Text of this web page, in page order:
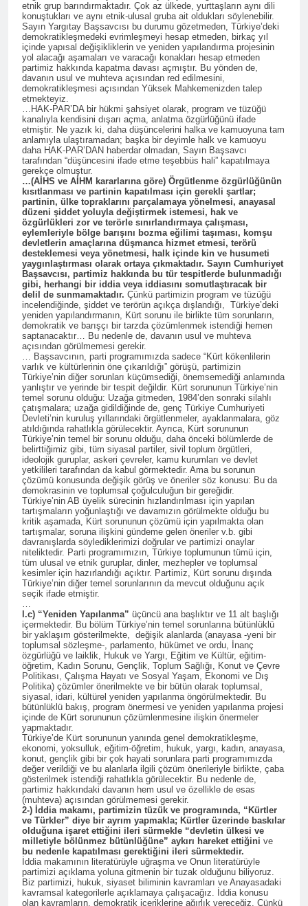
kanalê bû.
Düzgün Kaplan, Cîgirê
Serokê Giştî Cîhan Baykara û
nûnerê nû yê Hewlêrê
Mihemed Şîrîn Tîmûr
serdana Berpirsê
Rewşembîrî û Medyayî yê
Partî Demokratî Kurdistan
(PDK) û Endamê
Serkirdayetîya PDKê Dr. Salar
Osman kirin.
3 Yıl Ago
Serokê Gistî yê HAK-PARê
Duzgun Kaplan nûnerê nû yê
Hewlêrê û Cîgirê Serokê
Giştî Mihemed Şîrîn Tîmûr û
Navenda Lêkolînan a
Rudawê kirin.
3 Yıl Ago
Şanda HAK-PARê li
Hewlêrê sersaxî da
malbata Dizayî.
3 Yıl Ago
22 OCAK 1946 TARİHİNDE,
QAZÎ MUHAMMED’İN
ÖNDERLİĞİNDE DOĞU
KÜRDİSTAN’DA KURULAN
KÜRDİSTAN
CUMHURİYETİ’NİN 78.
YILDÖNÜMÜ DOLAYISIYLA
TÜM ŞEHİTLERİ SAYGIYLA
ANIYOR VE PÊŞAVA QAZÎ
MUHAMMED’İN KÜRT
MİLLETİNE VASİYETİNİ
İLGİNİZE SUNUYORUZ.
3 Yıl Ago
İran´ın Hewler
terörsaldırısı
Danimarka’da
protestoedildi
3 Yıl Ago
Serokê Giştî yê HAK-PARê
Duzgun Kaplan û
Komîsyona Nûnertîya
Hewlêrê ya HAK-PARê, li
Herêma Kurdistanê
serdanan dikin.
3 Yıl Ago
İran terör devletinin
başkonsoluğu önünde,
İran’ın Güney Kürdistan’ın
Erbil kentin de yaptığı
terörist saldırıyı kınadılar
3 Yıl Ago
HAK-PAR’ ın Kürt
kentlerindeki ziyaretleri
devam ediyor
3 Yıl Ago
BASINA VE KAMUOYUNA
HAK-PAR, PWK VE AZADÎ
HAREKETİ İran terörist
devletini düzenledikleri ortak
basın açıklamasıyla kınadı.
‘İran Devleti’nin Terörist
Saldırıları Hakkımıza Boyun
Eğdiremeyecektir’
3 Yıl Ago
İran terör devleti 15 Ocak
gecesi saat 23.00 sıralarında
Kürdistan federe devletinin
toprak bütünlüğünü ihlal
ederek, Erbil kentin de
sivilleri hedef alarak balistik
füzelerle, insansız hava
araçlarıyla vurdu.
3 Yıl Ago
HAK-PAR, KDP-KURD ve
AZADİ HAREKETİ BİR
ARAYA GELDİ
3 Yıl Ago
HAK-PAR Genel başkanı
Düzgün Kaplan ADANA’da
‘Tüm olanaklarımızı samimi
yurtseverlerle paylaşmaya
hazırız.’
3 Yıl Ago
Bugün Dr. Sharakandi’nin
kardeşi I K D P Üyesi
Rasoul Ghaderinin Cenaze
törenine katıldık.
3 Yıl Ago
HAK-PAR KÜRT-KAV’ı
3 Yıl Ago
HAK-PAR İsmail Beşikçi
Vakfı’nı ziyaret etti.
3 Yıl Ago
BASINA VE
KAMUOYUNA
3 Yıl Ago
Yüksek Seçim Kurulu 31
Mart 2024 tarihinde
yapılacak olan yerel
seçimlere katılacak
partilerden birinin de HAK-
PAR olduğunu resmen
açıkladı.
3 Yıl Ago
Yeni yıl Kürt yurtsever
hareketinin
toparlanmasına ve
özgürlüğe vesile olsun.
3 Yıl Ago
Maraş Katliamı’nı
unutmadık,
unutturmayacağız.
3 Yıl Ago
ROJA ALAYÊ NÎŞANA
HEBÛNÊ
3 Yıl Ago
etnik grup barındırmaktadır. Çok az ülkede, yurttaşların aynı dili
konuştukları ve aynı etnik-ulusal gruba ait oldukları söylenebilir.
Sayın Yargıtay Başsavcısı bu durumu gözetmeden, Türkiye’deki
demokratikleşmedeki evrimleşmeyi hesap etmeden, birkaç yıl
içinde yapısal değişikliklerin ve yeniden yapılandırma projesinin
yol alacağı aşamaları ve varacağı konakları hesap etmeden
partimiz hakkında kapatma davası açmıştır. Bu yönden de,
davanın usul ve muhteva açısından red edilmesini,
demokratikleşmesi açısından Yüksek Mahkemenizden talep
etmekteyiz.
…HAK-PAR’DA bir hükmi şahsiyet olarak, program ve tüzüğü
kanalıyla kendisini dışarı açma, anlatma özgürlüğünü ifade
etmiştir. Ne yazık ki, daha düşüncelerini halka ve kamuoyuna tam
anlamıyla ulaştıramadan; başka bir deyimle halk ve kamuoyu
daha HAK-PAR’DAN haberdar olmadan, Sayın Başsavcı
tarafından “düşüncesini ifade etme teşebbüs hali” kapatılmaya
gerekçe olmuştur.
…(AİHS ve AİHM kararlarına göre) Örgütlenme özgürlüğünün
kısıtlanması ve partinin kapatılması için gerekli şartlar;
partinin, ülke topraklarını parçalamaya yönelmesi, anayasal
düzeni şiddet yoluyla değiştirmek istemesi, hak ve
özgürlükleri zor ve terörle sınırlandırmaya çalışması,
eylemleriyle bölge barışını bozma eğilimi taşıması, komşu
devletlerin amaçlarına düşmanca hizmet etmesi, terörü
desteklemesi veya yönetmesi, halk içinde kin ve husumeti
yaygınlaştırması olarak ortaya çıkmaktadır. Sayın Cumhuriyet
Başsavcısı, partimiz hakkında bu tür tespitlerde bulunmadığı
gibi, herhangi bir iddia veya iddiasını somutlaştıracak bir
delil de sunmamaktadır. Çünkü partimizin program ve tüzüğü
incelendiğinde, şiddet ve terörün açıkça dışlandığı, Türkiye’deki
yeniden yapılandırmanın, Kürt sorunu ile birlikte tüm sorunların,
demokratik ve barışçı bir tarzda çözümlenmek istendiği hemen
saptanacaktır… Bu nedenle de, davanın usul ve muhteva
açısından görülmemesi gerekir.
… Başsavcının, parti programımızda sadece “Kürt kökenlilerin
varlık ve kültürlerinin öne çıkarıldığı” görüşü, partimizin
Türkiye’nin diğer sorunları küçümsediği, önemsemediği anlamında
yanlıştır ve yerinde bir tespit değildir. Kürt sorununun Türkiye’nin
temel sorunu olduğu: Uzağa gitmeden, 1984’den sonraki silahlı
çatışmalara; uzağa gidildiğinde de, genç Türkiye Cumhuriyeti
Devleti’nin kuruluş yıllarındaki örgütlenmeler, ayaklanmalara, göz
atıldığında rahatlıkla görülecektir. Ayrıca, Kürt sorununun
Türkiye’nin temel bir sorunu olduğu, daha önceki bölümlerde de
belirttiğimiz gibi, tüm siyasal partiler, sivil toplum örgütleri,
ideolojik guruplar, askeri çevreler, kamu kurumları ve devlet
yetkilileri tarafından da kabul görmektedir. Ama bu sorunun
çözümü konusunda değişik görüş ve öneriler söz konusu: Bu da
demokrasinin ve toplumsal çoğulculuğun bir gereğidir.
Türkiye’nin AB üyelik sürecinin hızlandırılması için yapılan
tartışmaların yoğunlaştığı ve davamızın görülmekte olduğu bu
kritik aşamada, Kürt sorununun çözümü için yapılmakta olan
tartışmalar, soruna ilişkini gündeme gelen öneriler v.b. gibi
davranışlarda söylediklerimizi doğrular ve partimizi onaylar
niteliktedir. Parti programımızın, Türkiye toplumunun tümü için,
tüm ulusal ve etnik guruplar, dinler, mezhepler ve toplumsal
kesimler için hazırlandığı açıktır. Partimiz, Kürt sorunu dışında
Türkiye’nin diğer temel sorunlarının da mevcut olduğunu açık
seçik ifade etmiştir.
…
l.c) “Yeniden Yapılanma” üçüncü ana başlıktır ve 11 alt başlığı
içermektedir. Bu bölüm Türkiye’nin temel sorunlarına bütünlüklü
bir yaklaşım gösterilmekte, değişik alanlarda (anayasa -yeni bir
toplumsal sözleşme-, parlamento, hükümet ve ordu, İnanç
özgürlüğü ve laiklik, Hukuk ve Yargı, Eğitim ve Kültür, eğitim-
öğretim, Kadın Sorunu, Gençlik, Toplum Sağlığı, Konut ve Çevre
Politikası, Çalışma Hayatı ve Sosyal Yaşam, Ekonomi ve Dış
Politika) çözümler önerilmekte ve bir bütün olarak toplumsal,
siyasal, idari, kültürel yeniden yapılanma öngörülmektedir. Bu
bütünlüklü bakış, program önermesi ve yeniden yapılanma projesi
içinde de Kürt sorununun çözümlenmesine ilişkin önermeler
yapmaktadır.
Türkiye’de Kürt sorununun yanında genel demokratikleşme,
ekonomi, yoksulluk, eğitim-öğretim, hukuk, yargı, kadın, anayasa,
konut, gençlik gibi bir çok hayati sorunlara parti programımızda
değer verildiği ve bu alanlarla ilgili çözüm önerileriyle birlikte, çaba
gösterilmek istendiği rahatlıkla görülecektir. Bu nedenle de,
partimiz hakkındaki davanın hem usul ve özellikle de esas
(muhteva) açısından görülmemesi gerekir.
2-) İddia makamı, partimizin tüzük ve programında, “Kürtler
ve Türkler” diye bir ayrım yapmakla; Kürtler üzerinde baskılar
olduğuna işaret ettiğini ileri sürmekle “devletin ülkesi ve
milletiyle bölünmez bütünlüğüne” aykırı hareket ettiğini ve
bu nedenle kapatılması gerektiğini ileri sürmektedir.
İddia makamının literatürüyle uğraşma ve Onun literatürüyle
partimizi açıklama yoluna gitmenin bir tuzak olduğunu biliyoruz.
Biz partimizi, hukuk, siyaset biliminin kavramları ve Anayasadaki
kavramsal kategorilerle açıklamaya çalışacağız. İddia konusu
olan kavramların, demokratik içeriklerine ağırlık vereceğiz. Çünkü